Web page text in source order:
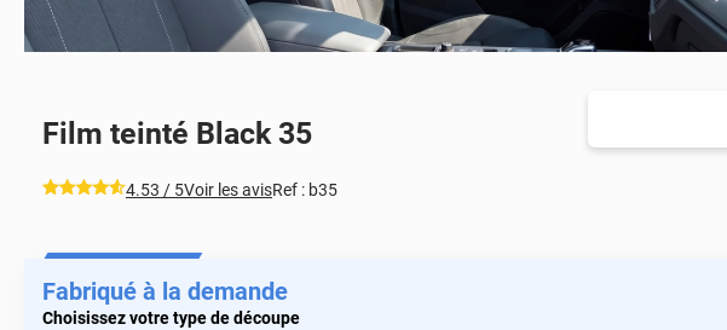
Film teinté Black 35
*****
4.53 / 5Voir les avisRef : b35
Fabriqué à la demande
Choisissez votre type de découpe